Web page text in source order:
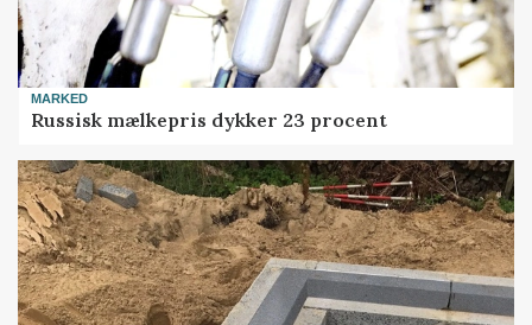
MARKED
Russisk mælkepris dykker 23 procent